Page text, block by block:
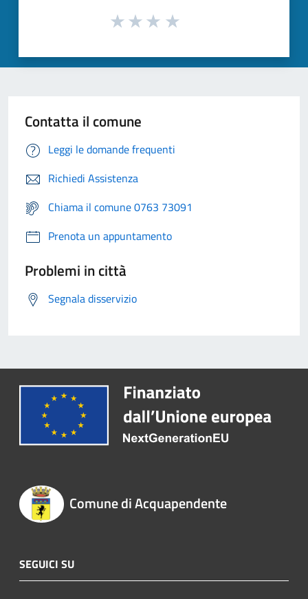
Contatta il comune
Leggi le domande frequenti
Richiedi Assistenza
Chiama il comune 0763 73091
Prenota un appuntamento
Problemi in città
Segnala disservizio
Comune di Acquapendente
SEGUICI SU